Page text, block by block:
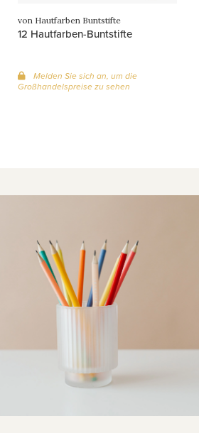
von Hautfarben Buntstifte
12 Hautfarben-Buntstifte
Melden Sie sich an, um die
Großhandelspreise zu sehen